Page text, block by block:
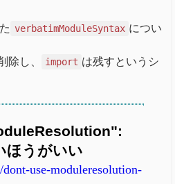
verbatimModuleSyntax につい
除し、 import は残すというシ
ほうがいい
use-moduleresolution-